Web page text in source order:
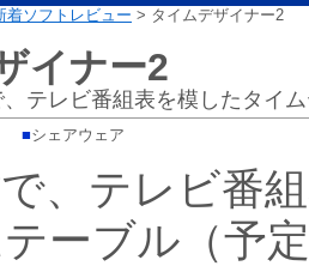
着ソフトレビュー > タイムデザイナー2
イナー2
テレビ番組表を模したタイ
■シェアウェア
、テレビ番
ーブル（予定